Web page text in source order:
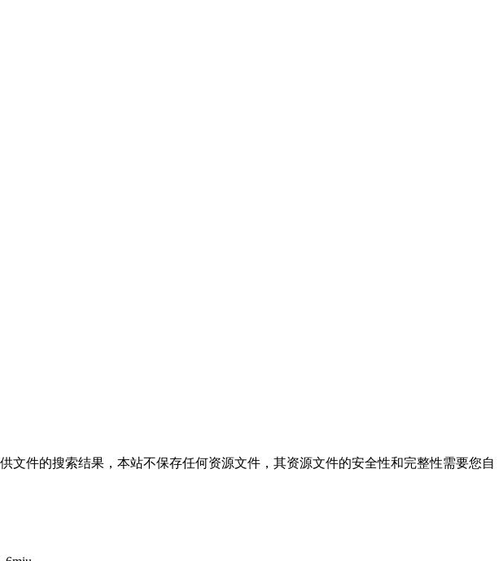
文件的搜索结果，本站不保存任何资源文件，其资源文件的安全性和完整性需要您自